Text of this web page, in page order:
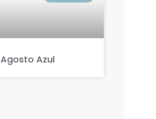
Agosto Azul